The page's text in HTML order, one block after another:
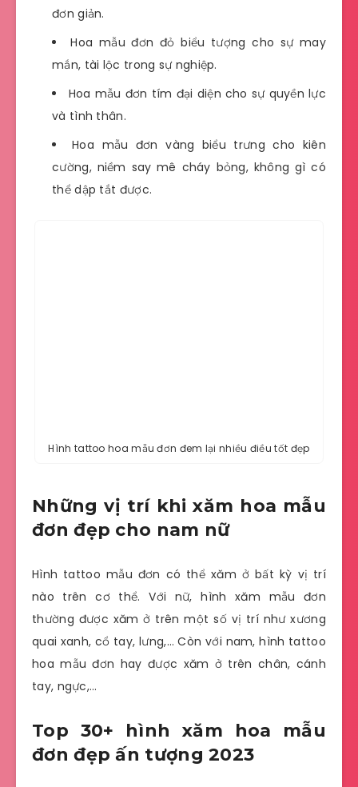
đơn giản.
Hoa mẫu đơn đỏ biểu tượng cho sự may
mắn, tài lộc trong sự nghiệp.
Hoa mẫu đơn tím đại diện cho sự quyền lực
và tình thân.
Hoa mẫu đơn vàng biểu trưng cho kiên
cường, niềm say mê cháy bỏng, không gì có
thể dập tắt được.
Hình tattoo hoa mẫu đơn đem lại nhiều điều tốt đẹp
Những vị trí khi xăm hoa mẫu
đơn đẹp cho nam nữ
Hình tattoo mẫu đơn có thể xăm ở bất kỳ vị trí
nào trên cơ thể. Với nữ, hình xăm mẫu đơn
thường được xăm ở trên một số vị trí như xương
quai xanh, cổ tay, lưng,… Còn với nam, hình tattoo
hoa mẫu đơn hay được xăm ở trên chân, cánh
tay, ngực,…
Top 30+ hình xăm hoa mẫu
đơn đẹp ấn tượng 2023